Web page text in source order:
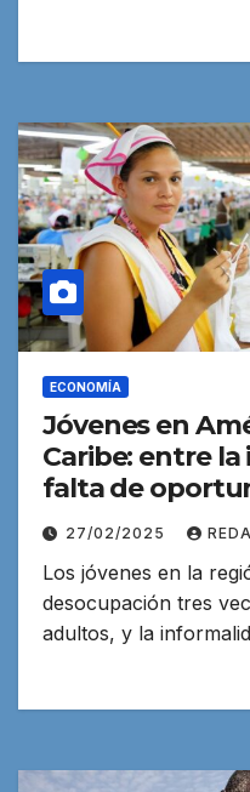
ECONOMÍA
Jóvenes en
Caribe: entre
falta de
27/02/2025
Los jóvenes en la
desocupación tres
adultos, y la